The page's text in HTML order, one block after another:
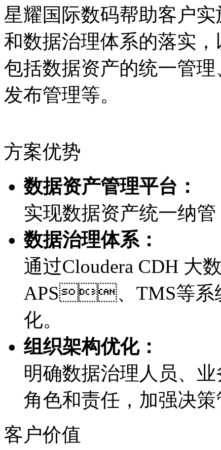
星耀国际数码帮助客户
和数据治理体系的落实
包括数据资产的统一管理
发布管理等。
方案优势
数据资产管理平台：
实现数据资产统一纳管
数据治理体系：
通过Cloudera CDH 大
APS、TMS等系统
化。
组织架构优化：
明确数据治理人员、
角色和责任，加强决
客户价值